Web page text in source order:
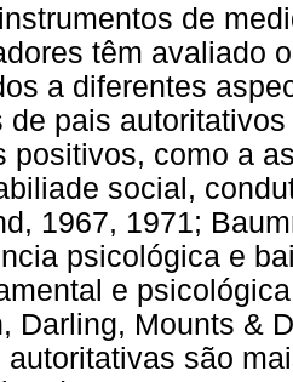
de
têm avaliado
a diferentes
de pais
positivos, como a
social,
1967, 1971;
psicológica e
e
Darling, Mounts &
autoritativas são